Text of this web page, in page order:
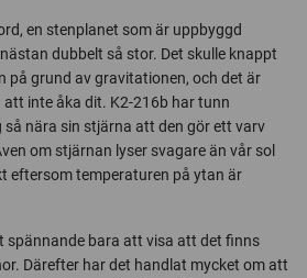
en stenplanet som är uppbyggd
dubbelt så stor. Det skulle knappt
på grund av gravitationen, och det är
att inte åka dit. K2-216b har tunn
nära sin stjärna att den gör ett varv
om stjärnan lyser svagare än vår sol
eftersom temperaturen på ytan är
spännande bara att visa att det finns
Därefter har det handlat mycket om att